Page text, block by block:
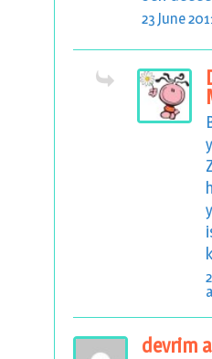
23 June
devrim